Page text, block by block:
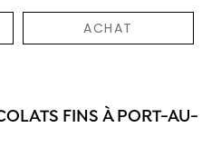
ACHAT
FINS À PORT-AU-